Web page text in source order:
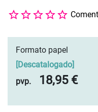
Formato papel
Descatalogado]
pvp.
18,95 €